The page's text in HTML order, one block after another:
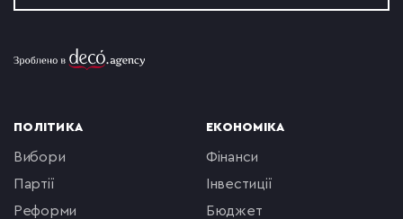
ПОЛІТИКА
вибори
партії
реформи
ЕКОНОМІКА
фінанси
інвестиції
бюджет